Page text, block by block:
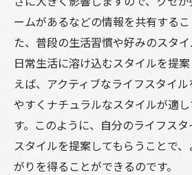
ームがあるなどの情報を共有する
た、普段の生活習慣や好みのスタイ
日常生活に溶け込むスタイルを提
えば、アクティブなライフスタイ
やすくナチュラルなスタイルが適
す。このように、自分のライフス
スタイルを提案してもらうことで
がりを得ることができるのです。